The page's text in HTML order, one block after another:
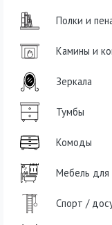
Полки и
Камины и
Зеркала
Тумбы
Комоды
Мебель для
Спорт /